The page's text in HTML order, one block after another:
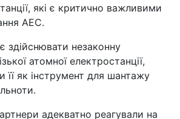
які є критично важливими
АЕС.
здійснювати незаконну
атомної електростанції,
її як інструмент для шантажу
адекватно реагували на